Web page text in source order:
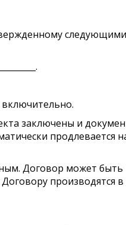
включительно.
заключены и
продлевается
Договор может
производятся